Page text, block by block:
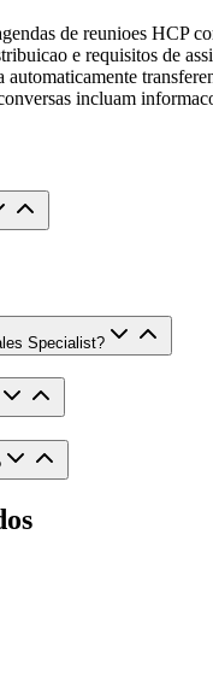
de reunioes HCP
e requisitos de
automaticamente
incluam
Specialist?